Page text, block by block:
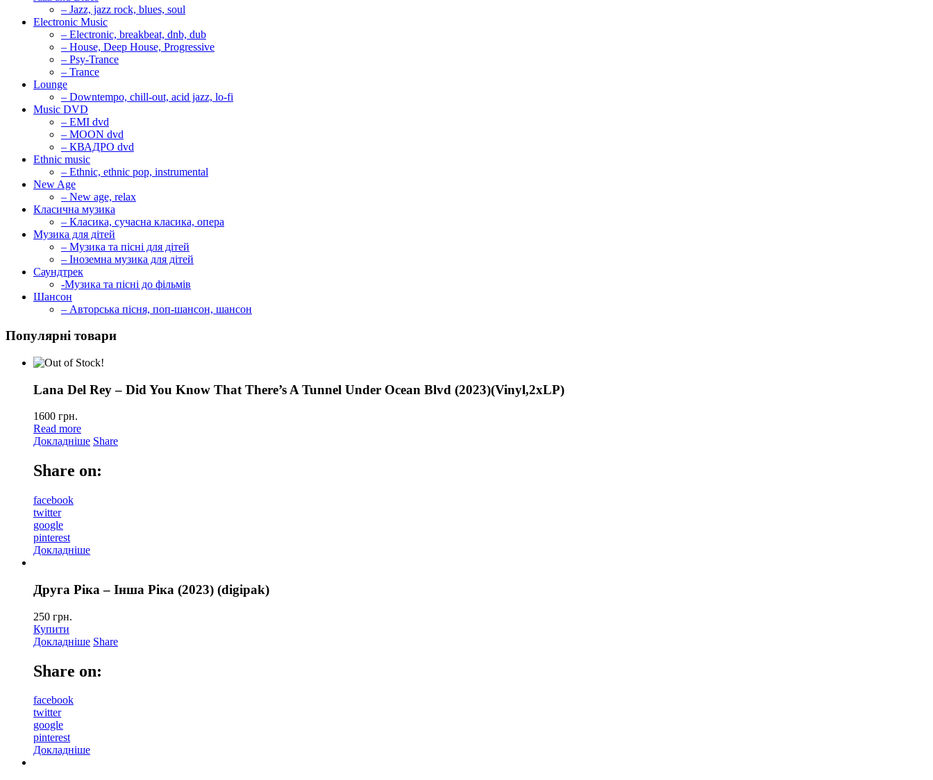
– Jazz, jazz rock, blues, soul
Electronic Music
– Electronic, breakbeat, dnb, dub
– House, Deep House, Progressive
– Psy-Trance
– Trance
Lounge
– Downtempo, chill-out, acid jazz, lo-fi
Music DVD
– EMI dvd
– MOON dvd
– КВАДРО dvd
Ethnic music
– Ethnic, ethnic pop, instrumental
New Age
– New age, relax
Класична музика
– Класика, сучасна класика, опера
Музика для дітей
– Музика та пісні для дітей
– Іноземна музика для дітей
Саундтрек
-Музика та пісні до фільмів
Шансон
– Авторська пісня, поп-шансон, шансон
Популярні товари
Lana Del Rey – Did You Know That There’s A Tunnel Under Ocean Blvd (2023)(Vinyl,2xLP)
1600 грн.
Read more
Докладніше Share
Share on:
facebook
twitter
google
pinterest
Докладніше
Друга Ріка – Інша Ріка (2023) (digipak)
250 грн.
Купити
Докладніше Share
Share on:
facebook
twitter
google
pinterest
Докладніше